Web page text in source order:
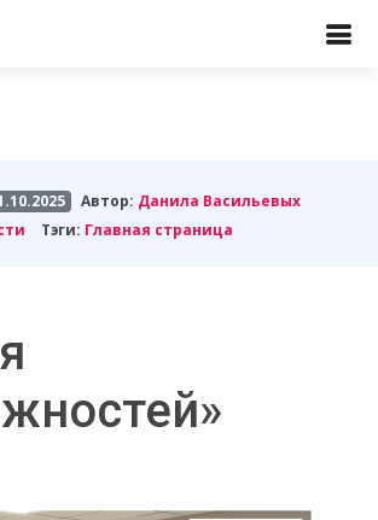
Автор: Данила Васильевых
Тэги: Главная страница